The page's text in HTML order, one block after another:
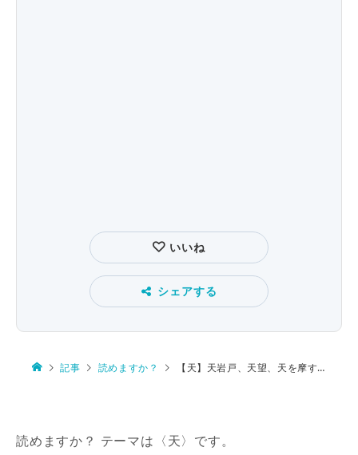
いいね
シェアする
記事 読めますか？ 【天】天岩戸、天望、天を摩する、下天、化天
読めますか？ テーマは〈天〉です。